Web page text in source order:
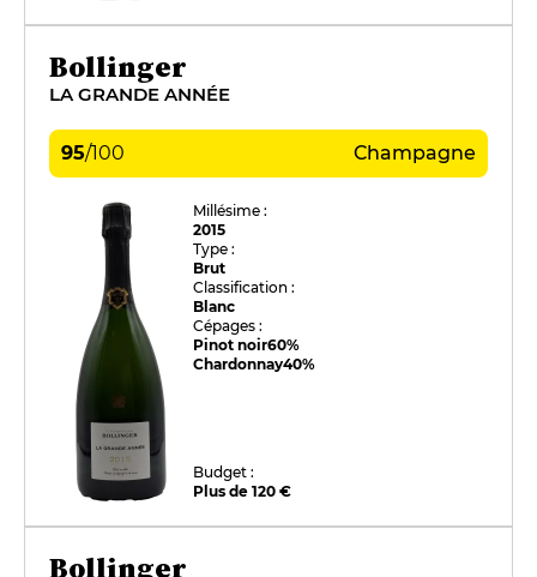
Bollinger
LA GRANDE ANNÉE
95/100 Champagne
Millésime :
2015
Type :
Brut
Classification :
Blanc
Cépages :
Pinot noir60%
Chardonnay40%
Budget :
Plus de 120 €
Bollinger